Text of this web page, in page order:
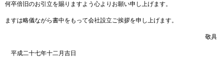
何卒倍旧のお引立を賜りますよう心よりお願い申し上げます。
ますは略儀ながら書中をもって会社設立ご挨拶を申し上げます。
敬具
平成二十七年十二月吉日